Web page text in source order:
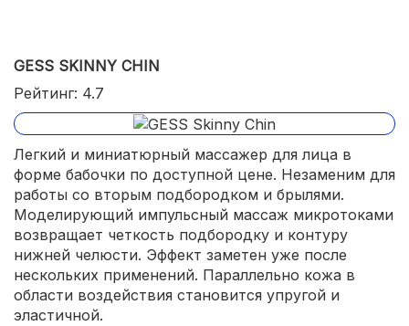
GESS SKINNY CHIN
Рейтинг: 4.7
Легкий и миниатюрный массажер для лица в
форме бабочки по доступной цене. Незаменим для
работы со вторым подбородком и брылями.
Моделирующий импульсный массаж микротоками
возвращает четкость подбородку и контуру
нижней челюсти. Эффект заметен уже после
нескольких применений. Параллельно кожа в
области воздействия становится упругой и
эластичной.